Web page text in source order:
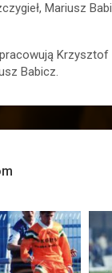
Mariusz
Krzysztof
Babicz.